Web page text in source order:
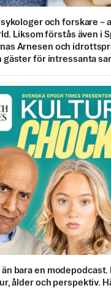
och forskare –
Liksom förstås även i
Arnesen och
gäster för intressanta
bara en modepodcast.
ålder och perspektiv.